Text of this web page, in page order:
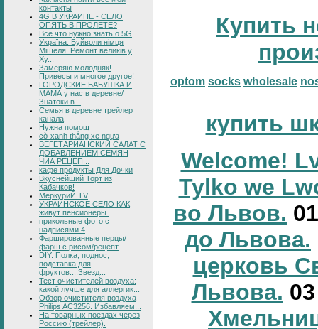
контакты
4G В УКРАИНЕ - СЕЛО
ОПЯТЬ В ПРОЛЁТЕ?
Все что нужно знать о 5G
Україна. Буйволи німця
Мішеля. Ремонт великів у
Ху...
Замеряю молодняк!
Привесы и многое другое!
ГОРОДСКИЕ БАБУШКА И
МАМА у нас в деревне/
Знатоки в...
Семья в деревне трейлер
канала
Нужна помощ
cờ xanh thắng xe ngựa
ВЕГЕТАРИАНСКИЙ САЛАТ С
ДОБАВЛЕНИЕМ СЕМЯН
ЧИА РЕЦЕП...
кафе продукты Для Дочки
Вкуснейший Торт из
Кабачков!
МеркуриЙ TV
УКРАИНСКОЕ СЕЛО КАК
живут пенсионеры.
прикольные фото с
надписями 4
Фаршированные перцы/
фарш с рисом/рецепт
DIY. Полка, поднос,
подставка для
фруктов....Звезд...
Тест очистителей воздуха:
какой лучше для аллергик...
Обзор очистителя воздуха
Philips AC3256. Избавляем...
На товарных поездах через
Россию (трейлер).
Купить
optom socks wholesale
купить
Welcome!
Tylko we
во Львов.
до Львова.
церковь
Львова.